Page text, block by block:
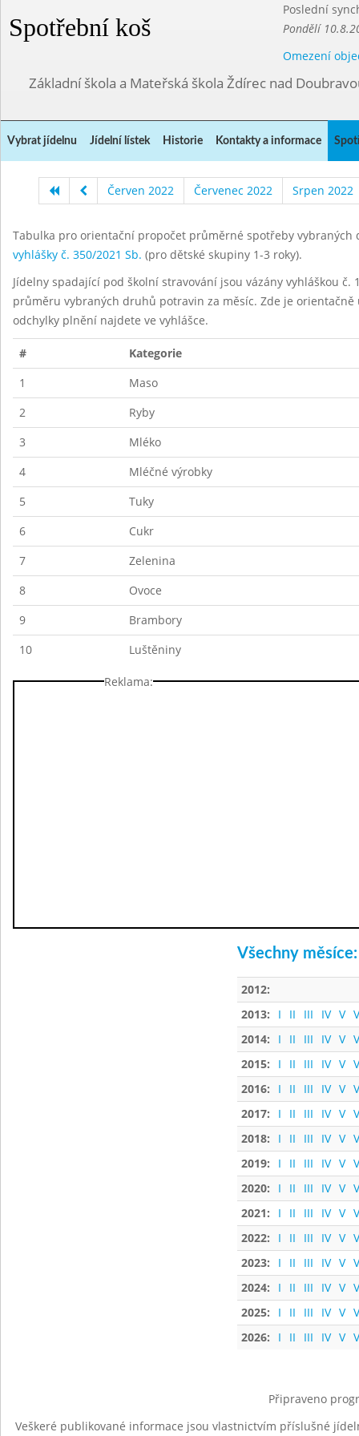
Spotřební koš
Poslední
Pondělí
Omezení
Základní škola a Mateřská škola Ždírec nad
Vybrat jídelnu Jídelní lístek Historie Kontakty a informace
Červen 2022 Červenec 2022 Srpen 2022
Tabulka pro orientační propočet průměrné spotřeby
vyhlášky č. 350/2021 Sb. (pro dětské skupiny 1-3 roky).
Jídelny spadající pod školní stravování jsou vázány vyhláškou
průměru vybraných druhů potravin za měsíc. Zde je
odchylky plnění najdete ve vyhlášce.
#
Kategorie
1
Maso
2
Ryby
3
Mléko
4
Mléčné výrobky
5
Tuky
6
Cukr
7
Zelenina
8
Ovoce
9
Brambory
10
Luštěniny
Reklama:
Všechny měsíce:
2012:
2013:
I II III IV V
2014:
I II III IV V
2015:
I II III IV V
2016:
I II III IV V
2017:
I II III IV V
2018:
I II III IV V
2019:
I II III IV V
2020:
I II III IV V
2021:
I II III IV V
2022:
I II III IV V
2023:
I II III IV V
2024:
I II III IV V
2025:
I II III IV V
2026:
I II III IV V
Připraveno
Veškeré publikované informace jsou vlastnictvím příslušné